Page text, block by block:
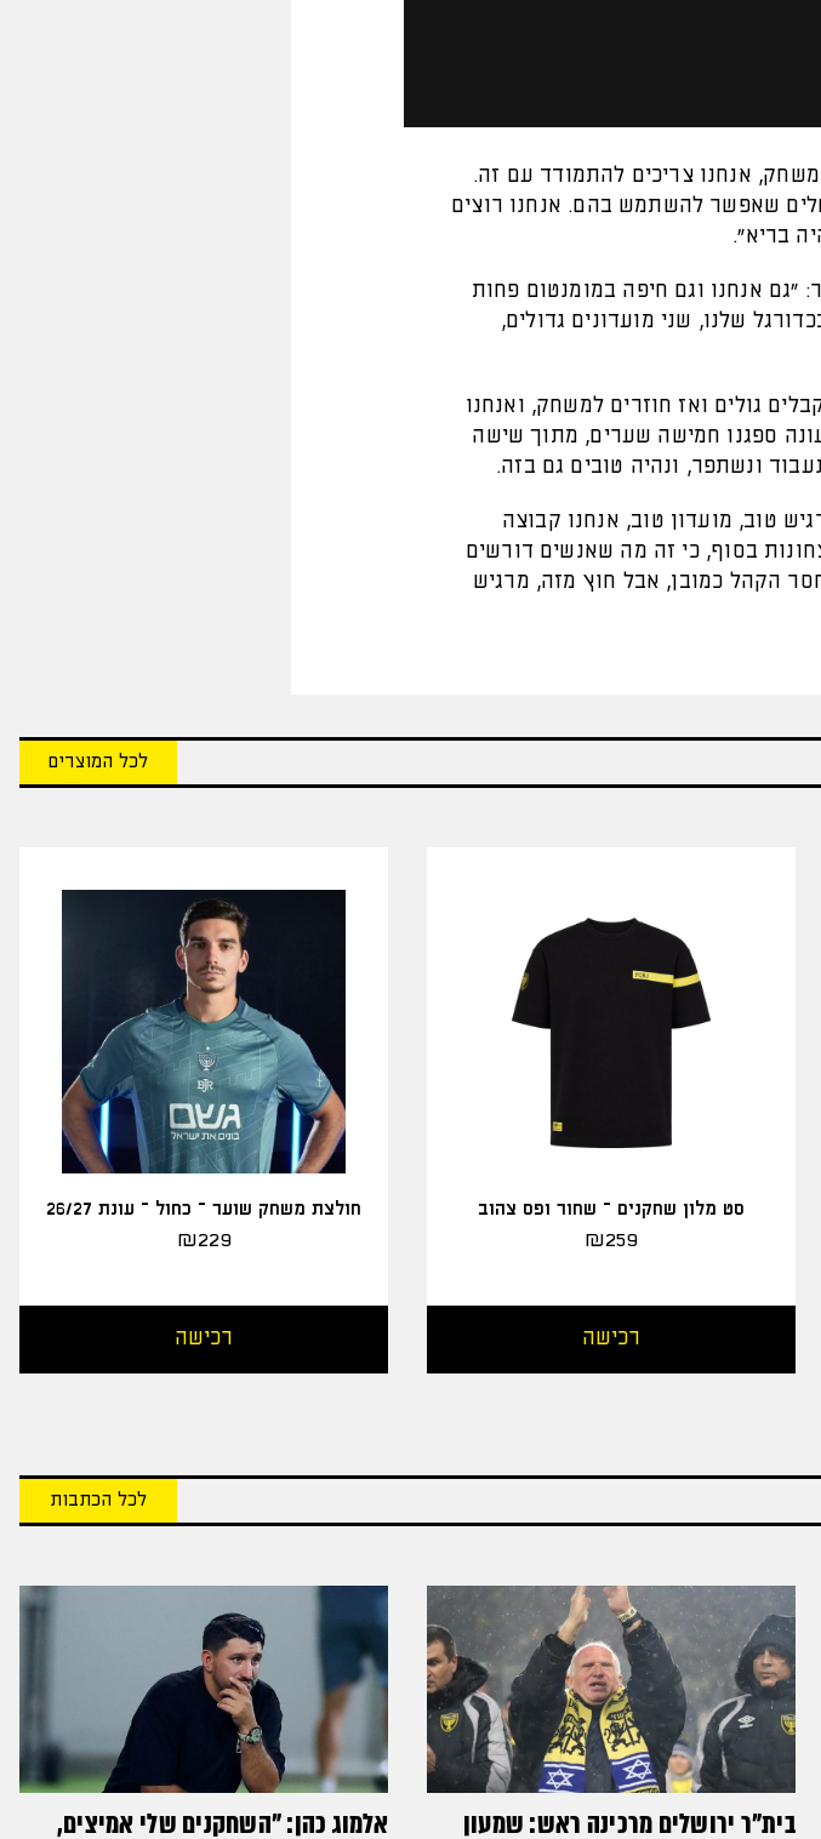
אנחנו צריכים להתמודד עם זה.
שאפשר להשתמש בהם. אנחנו רוצים
בריא".
אנחנו וגם חיפה במומנטום פחות
שלנו, שני מועדונים גדולים,
גולים ואז חוזרים למשחק, ואנחנו
ספגנו חמישה שערים, מתוך שישה
ונשתפר, ונהיה טובים גם בזה.
טוב, מועדון טוב, אנחנו קבוצה
בסוף, כי זה מה שאנשים דורשים
הקהל כמובן, אבל חוץ מזה, מרגיש
לכל המוצרים
סט מלון שחקנים – שחור ופס צהוב
₪259
רכישה
חולצת משחק שוער – כחול – עונת 26/27
₪229
רכישה
לכל הכתבות
בית"ר ירושלים מרכינה ראש: שמעון אלמוג כהן: "השחקנים שלי אמיצים,